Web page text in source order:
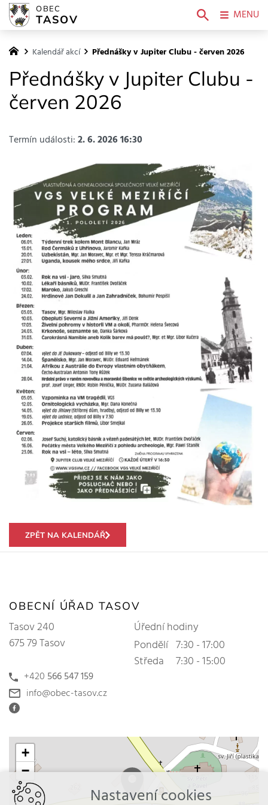
Kalendář akcí Přednášky v Jupiter Clubu - červen 2026
Přednášky v Jupiter Clubu -
červen 2026
Termín události:2. 6. 2026 16:30
ZPĚT NA KALENDÁŘ
OBECNÍ ÚŘAD TASOV
Tasov 240
675 79 Tasov
+420 566 547 159
info@obec-tasov.cz
Úřední hodiny
Pondělí 7:30 - 17:00
Středa
7:30 - 15:00
+
−
OBEC
TASOV MENU
Nastavení cookies